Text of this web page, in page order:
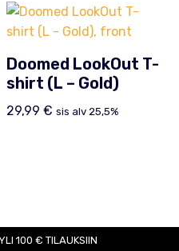
Doomed LookOut T-
shirt (L – Gold)
29,99€ sis alv 25,5%
100 € TILAUKSIIN